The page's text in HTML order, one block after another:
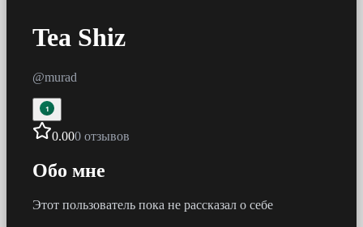
Tea Shiz
@murad
1
0.000 отзывов
Обо мне
Этот пользователь пока не рассказал о себе